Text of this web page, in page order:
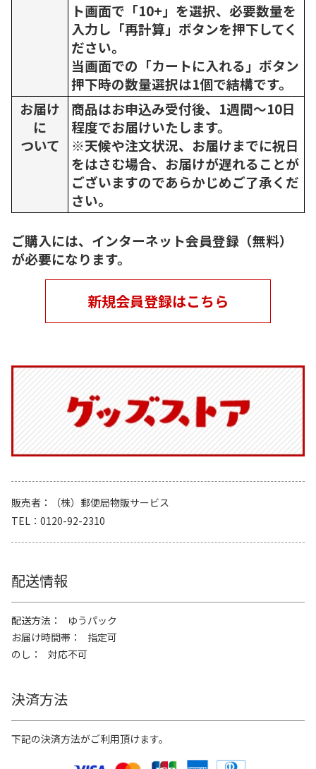
ト画面で「10+」を選択、必要数量を
入力し「再計算」ボタンを押下してく
ださい。
当画面での「カートに入れる」ボタン
押下時の数量選択は1個で結構です。
お届け
に
ついて
商品はお申込み受付後、1週間～10日
程度でお届けいたします。
※天候や注文状況、お届けまでに祝日
をはさむ場合、お届けが遅れることが
ございますのであらかじめご了承くだ
さい。
ご購入には、インターネット会員登録（無料）
が必要になります。
新規会員登録はこちら
販売者
（株）郵便局物販サービス
TEL
0120-92-2310
配送情報
配送方法
ゆうパック
お届け時間帯
指定可
のし
対応不可
決済方法
下記の決済方法がご利用頂けます。